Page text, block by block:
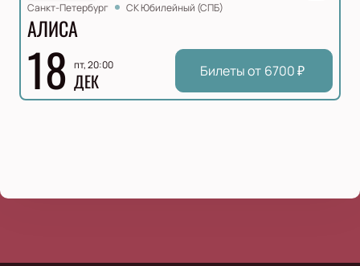
Санкт-Петербург
СК Юбилейный (СПБ)
АЛИСА
18 пт, 20:00
ДЕК Билеты от 6700₽